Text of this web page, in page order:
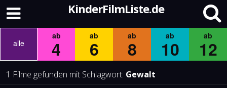
KinderFilmListe.de
alle
ab
4
ab
6
ab
8
ab
10
ab
12
1 Filme gefunden mit Schlagwort: Gewalt